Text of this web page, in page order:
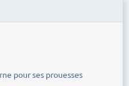
pour ses prouesses